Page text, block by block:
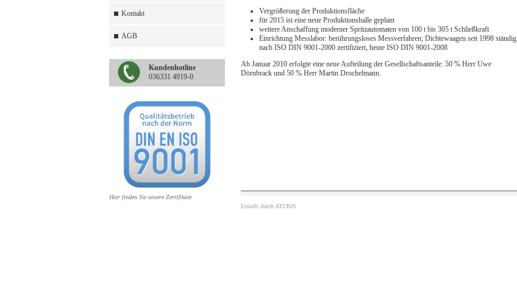
Kontakt
AGB
Kundenhotline
036331 4919-0
Hier finden Sie unsere Zertifikate
Vergrößerung der Produktionsfläche
für 2015 ist eine neue Produktionshalle geplant
weitere Anschaffung moderner Spritzautomaten von 100 t bis 305 t Schließkraft
Einrichtung Messlabor: berührungsloses Messverfahren; Dichtewaagen seit 1998 ständig
nach ISO DIN 9001-2000 zertifiziert, heute ISO DIN 9001-2008
Ab Januar 2010 erfolgte eine neue Aufteilung der Gesellschaftsanteile: 50 % Herr Uwe
Dörnbrack und 50 % Herr Martin Drochelmann.
Erstellt durch ATURIS.